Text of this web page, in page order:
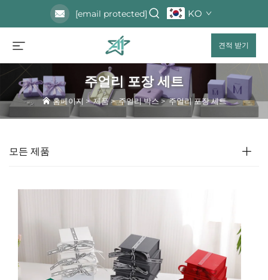
[email protected] KO
견적 받기
주얼리 포장 세트
홈페이지 >제품>주얼리 박스>주얼리 포장 세트
모든 제품